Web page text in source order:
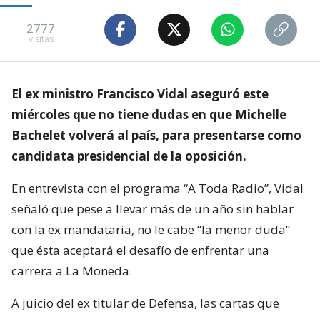
2777
visitas
El ex ministro Francisco Vidal aseguró este
miércoles que no tiene dudas en que Michelle
Bachelet volverá al país, para presentarse como
candidata presidencial de la oposición.
En entrevista con el programa “A Toda Radio”, Vidal
señaló que pese a llevar más de un año sin hablar
con la ex mandataria, no le cabe “la menor duda”
que ésta aceptará el desafío de enfrentar una
carrera a La Moneda.
A juicio del ex titular de Defensa, las cartas que